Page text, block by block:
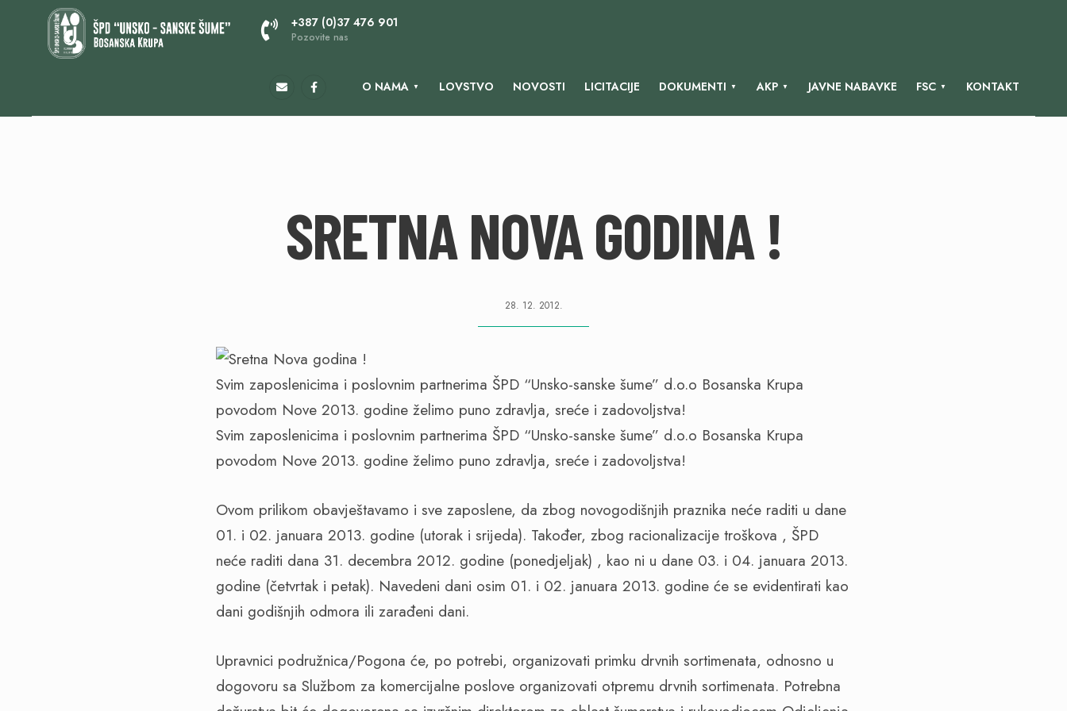
+387 (0)37 476 901
Pozovite nas
O NAMA LOVSTVO NOVOSTI LICITACIJE DOKUMENTI AKP JAVNE NABAVKE FSC KONTAKT
SRETNA NOVA GODINA !
28. 12. 2012.
Svim zaposlenicima i poslovnim partnerima ŠPD “Unsko-sanske šume” d.o.o Bosanska Krupa
povodom Nove 2013. godine želimo puno zdravlja, sreće i zadovoljstva!
Svim zaposlenicima i poslovnim partnerima ŠPD “Unsko-sanske šume” d.o.o Bosanska Krupa
povodom Nove 2013. godine želimo puno zdravlja, sreće i zadovoljstva!
Ovom prilikom obavještavamo i sve zaposlene, da zbog novogodišnjih praznika neće raditi u dane
01. i 02. januara 2013. godine (utorak i srijeda). Također, zbog racionalizacije troškova , ŠPD
neće raditi dana 31. decembra 2012. godine (ponedjeljak) , kao ni u dane 03. i 04. januara 2013.
godine (četvrtak i petak). Navedeni dani osim 01. i 02. januara 2013. godine će se evidentirati kao
dani godišnjih odmora ili zarađeni dani.
Upravnici podružnica/Pogona će, po potrebi, organizovati primku drvnih sortimenata, odnosno u
dogovoru sa Službom za komercijalne poslove organizovati otpremu drvnih sortimenata. Potrebna